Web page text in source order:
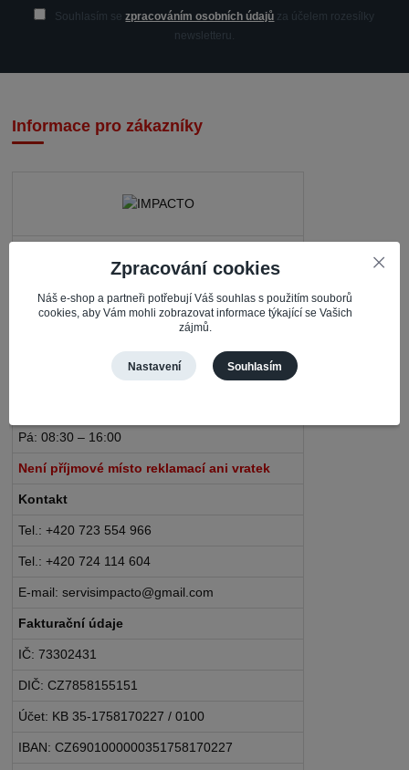
Souhlasím sezpracováním osobních údajů za účelem rozesílky
newsletteru.
Informace pro zákazníky
735 81 Bohumín – Nový Bohumín
Pá: 08:30 – 16:00
Není příjmové místo reklamací ani vratek
Kontakt
Tel.: +420 723 554 966
Tel.: +420 724 114 604
E-mail: servisimpacto@gmail.com
Fakturační údaje
IČ: 73302431
DIČ: CZ7858155151
Účet: KB 35-1758170227 / 0100
IBAN: CZ6901000000351758170227
Zpracování cookies
Náš e-shop a partneři potřebují Váš souhlas s použitím souborů
cookies, aby Vám mohli zobrazovat informace týkající se Vašich
zájmů.
Nastavení Souhlasím